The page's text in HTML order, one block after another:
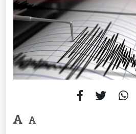
-